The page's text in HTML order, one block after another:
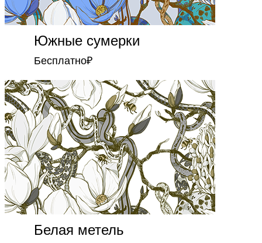
Южные сумерки
Бесплатно₽
Белая метель